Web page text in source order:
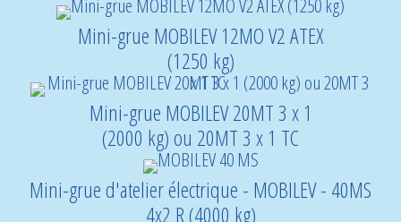
Mini-grue MOBILEV 12MO V2 ATEX
(1250 kg)
Mini-grue MOBILEV 20MT 3 x 1
(2000 kg) ou 20MT 3 x 1 TC
Mini-grue d'atelier électrique - MOBILEV - 40MS
4x2 R (4000 kg)